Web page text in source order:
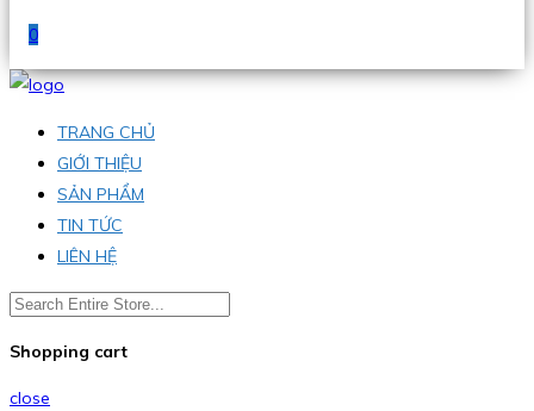
0
TRANG CHỦ
GIỚI THIỆU
SẢN PHẨM
TIN TỨC
LIÊN HỆ
Shopping cart
close